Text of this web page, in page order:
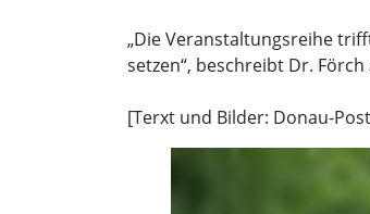
„Die Veranstaltungsreihe
setzen“, beschreibt Dr.
[Terxt und Bilder: Donau-